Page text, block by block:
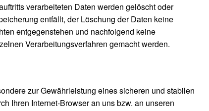
verarbeiteten Daten werden gelöscht oder
entfällt, der Löschung der Daten keine
entgegenstehen und nachfolgend keine
Verarbeitungsverfahren gemacht werden.
zur Gewährleistung eines sicheren und stabilen
Ihren Internet-Browser an uns bzw. an unseren